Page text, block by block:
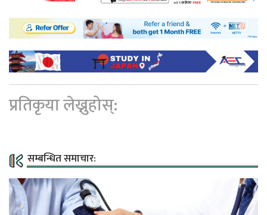
प्रतिकृया लेख्नुहोस्:
सम्बन्धित समाचार: